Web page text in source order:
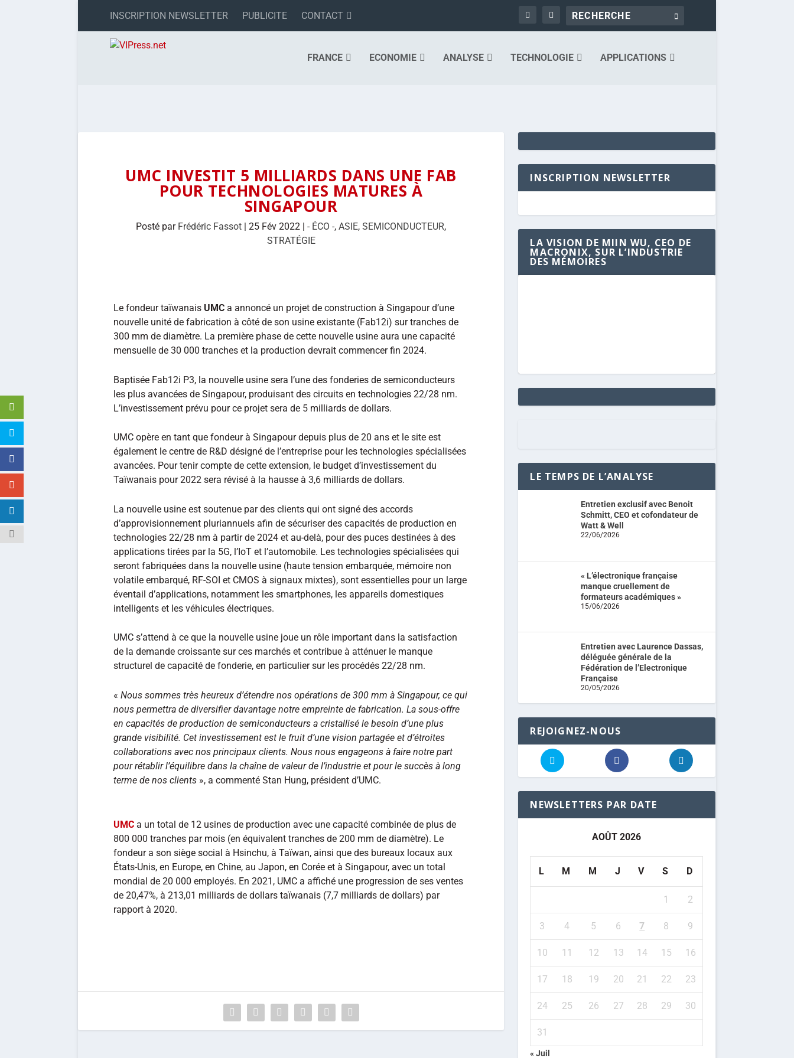
INSCRIPTION NEWSLETTER PUBLICITE CONTACT
FRANCE ECONOMIE ANALYSE TECHNOLOGIE APPLICATIONS
UMC INVESTIT 5 MILLIARDS DANS UNE FAB
POUR TECHNOLOGIES MATURES À
SINGAPOUR
Posté par Frédéric Fassot |25 Fév 2022 |- ÉCO -,ASIE,SEMICONDUCTEUR,
STRATÉGIE
Le fondeur taïwanais UMC a annoncé un projet de construction à Singapour d’une
nouvelle unité de fabrication à côté de son usine existante (Fab12i) sur tranches de
300 mm de diamètre. La première phase de cette nouvelle usine aura une capacité
mensuelle de 30 000 tranches et la production devrait commencer fin 2024.
Baptisée Fab12i P3, la nouvelle usine sera l’une des fonderies de semiconducteurs
les plus avancées de Singapour, produisant des circuits en technologies 22/28 nm.
L’investissement prévu pour ce projet sera de 5 milliards de dollars.
UMC opère en tant que fondeur à Singapour depuis plus de 20 ans et le site est
également le centre de R&D désigné de l’entreprise pour les technologies spécialisées
avancées. Pour tenir compte de cette extension, le budget d’investissement du
Taïwanais pour 2022 sera révisé à la hausse à 3,6 milliards de dollars.
La nouvelle usine est soutenue par des clients qui ont signé des accords
d’approvisionnement pluriannuels afin de sécuriser des capacités de production en
technologies 22/28 nm à partir de 2024 et au-delà, pour des puces destinées à des
applications tirées par la 5G, l’IoT et l’automobile. Les technologies spécialisées qui
seront fabriquées dans la nouvelle usine (haute tension embarquée, mémoire non
volatile embarqué, RF-SOI et CMOS à signaux mixtes), sont essentielles pour un large
éventail d’applications, notamment les smartphones, les appareils domestiques
intelligents et les véhicules électriques.
UMC s’attend à ce que la nouvelle usine joue un rôle important dans la satisfaction
de la demande croissante sur ces marchés et contribue à atténuer le manque
structurel de capacité de fonderie, en particulier sur les procédés 22/28 nm.
« Nous sommes très heureux d’étendre nos opérations de 300 mm à Singapour, ce qui
nous permettra de diversifier davantage notre empreinte de fabrication. La sous-offre
en capacités de production de semiconducteurs a cristallisé le besoin d’une plus
grande visibilité. Cet investissement est le fruit d’une vision partagée et d’étroites
collaborations avec nos principaux clients. Nous nous engageons à faire notre part
pour rétablir l’équilibre dans la chaîne de valeur de l’industrie et pour le succès à long
terme de nos clients », a commenté Stan Hung, président d’UMC.
UMC a un total de 12 usines de production avec une capacité combinée de plus de
800 000 tranches par mois (en équivalent tranches de 200 mm de diamètre). Le
fondeur a son siège social à Hsinchu, à Taïwan, ainsi que des bureaux locaux aux
États-Unis, en Europe, en Chine, au Japon, en Corée et à Singapour, avec un total
mondial de 20 000 employés. En 2021, UMC a affiché une progression de ses ventes
de 20,47%, à 213,01 milliards de dollars taïwanais (7,7 milliards de dollars) par
rapport à 2020.
INSCRIPTION NEWSLETTER
LA VISION DE MIIN WU, CEO DE
MACRONIX, SUR L’INDUSTRIE
DES MÉMOIRES
LE TEMPS DE L’ANALYSE
Entretien exclusif avec Benoit
Schmitt, CEO et cofondateur de
Watt & Well
22/06/2026
« L’électronique française
manque cruellement de
formateurs académiques »
15/06/2026
Entretien avec Laurence Dassas,
déléguée générale de la
Fédération de l’Electronique
Française
20/05/2026
REJOIGNEZ-NOUS
NEWSLETTERS PAR DATE
AOÛT 2026
L M M J V S D
1 2
3 4 5 6 7 8 9
10 11 12 13 14 15 16
17 18 19 20 21 22 23
24 25 26 27 28 29 30
31
« Juil